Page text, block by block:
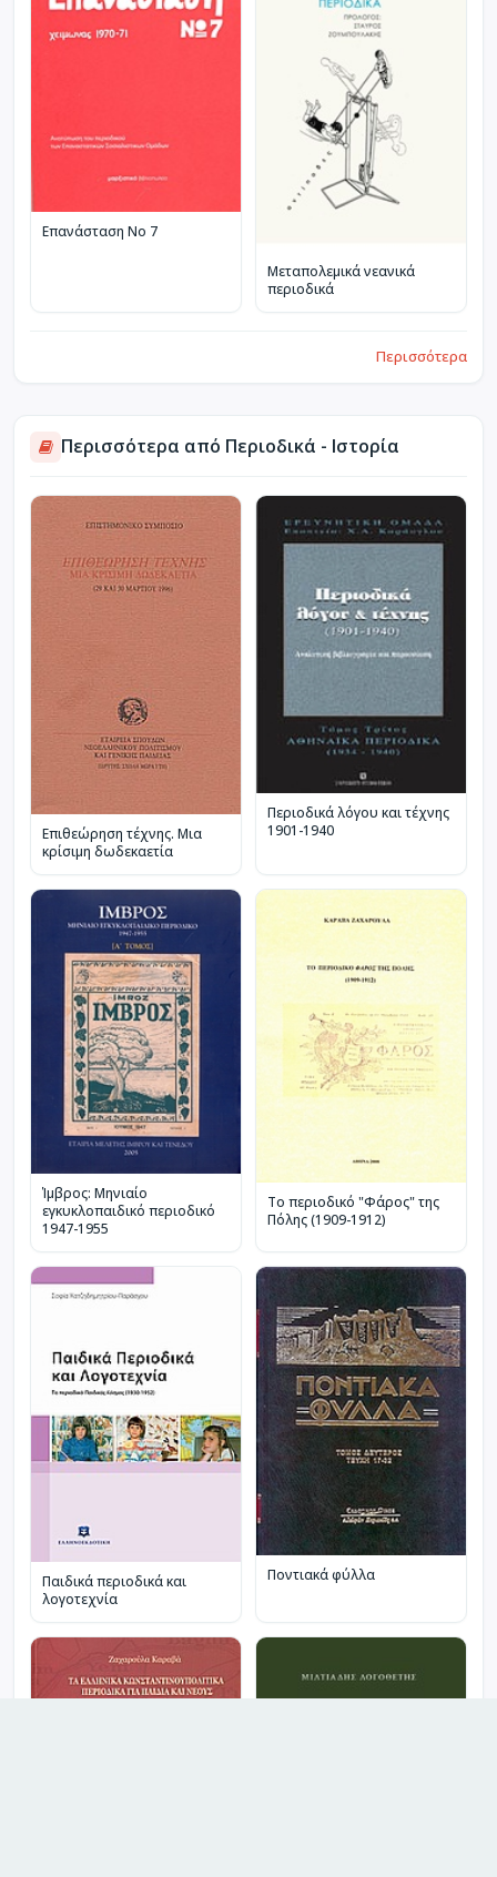
Επανάσταση Νο 7
Μεταπολεμικά νεανικά
περιοδικά
Περισσότερα
Περισσότερα από Περιοδικά - Ιστορία
Επιθεώρηση τέχνης. Μια
κρίσιμη δωδεκαετία
Περιοδικά λόγου και τέχνης
1901-1940
Ίμβρος: Μηνιαίο
εγκυκλοπαιδικό περιοδικό
1947-1955
Το περιοδικό "Φάρος" της
Πόλης (1909-1912)
Παιδικά περιοδικά και
λογοτεχνία
Ποντιακά φύλλα